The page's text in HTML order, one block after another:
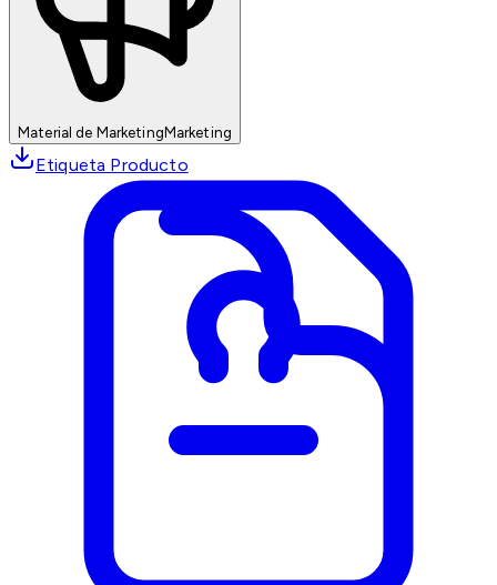
Material de MarketingMarketing
Etiqueta Producto